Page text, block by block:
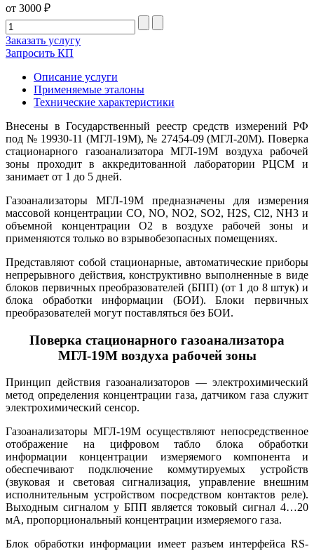
от 3000 ₽
Заказать услугу
Запросить КП
Описание услуги
Применяемые эталоны
Технические характеристики
Внесены в Государственный реестр средств измерений РФ
под № 19930-11 (МГЛ-19М), № 27454-09 (МГЛ-20М). Поверка
стационарного газоанализатора МГЛ-19М воздуха рабочей
зоны проходит в аккредитованной лаборатории РЦСМ и
занимает от 1 до 5 дней.
Газоанализаторы МГЛ-19М предназначены для измерения
массовой концентрации CO, NO, NO2, SO2, H2S, Cl2, NH3 и
объемной концентрации O2 в воздухе рабочей зоны и
применяются только во взрывобезопасных помещениях.
Представляют собой стационарные, автоматические приборы
непрерывного действия, конструктивно выполненные в виде
блоков первичных преобразователей (БПП) (от 1 до 8 штук) и
блока обработки информации (БОИ). Блоки первичных
преобразователей могут поставляться без БОИ.
Поверка стационарного газоанализатора
МГЛ-19М воздуха рабочей зоны
Принцип действия газоанализаторов — электрохимический
метод определения концентрации газа, датчиком газа служит
электрохимический сенсор.
Газоанализаторы МГЛ-19М осуществляют непосредственное
отображение на цифровом табло блока обработки
информации концентрации измеряемого компонента и
обеспечивают подключение коммутируемых устройств
(звуковая и световая сигнализация, управление внешним
исполнительным устройством посредством контактов реле).
Выходным сигналом у БПП является токовый сигнал 4…20
мА, пропорциональный концентрации измеряемого газа.
Блок обработки информации имеет разъем интерфейса RS-